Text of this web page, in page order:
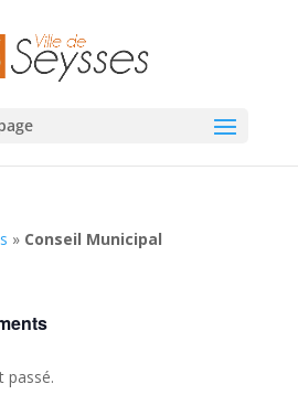
» Conseil Municipal
passé.